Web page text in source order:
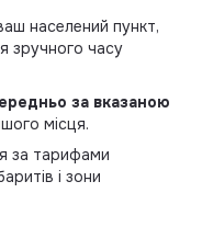
населений пункт,
зручного часу
за вказаною
місця.
за тарифами
і зони